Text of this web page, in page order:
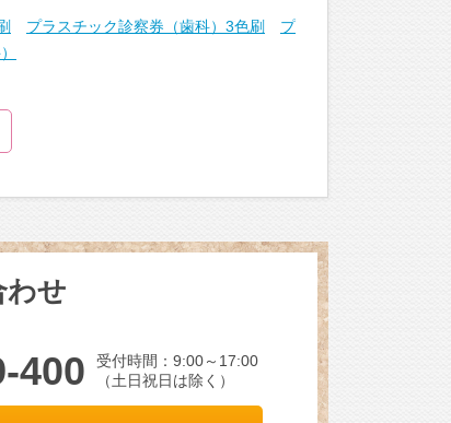
プラスチック診察券（歯科）3色刷
プ
わせ
400
受付時間：9:00～17:00
（土日祝日は除く）